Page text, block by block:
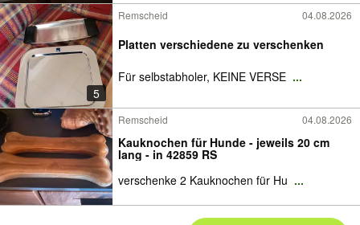
5
Remscheid 04.08.2026
Platten verschiedene zu verschenken
Für selbstabholer, KEINE VERSE ...
Remscheid 04.08.2026
Kauknochen für Hunde - jeweils 20 cm
lang - in 42859 RS
verschenke 2 Kauknochen für Hu ...